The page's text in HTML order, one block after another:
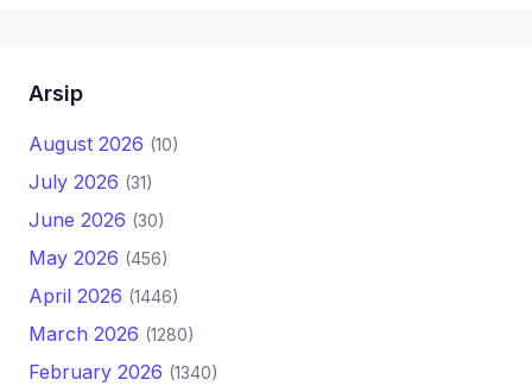
Arsip
August 2026 (10)
July 2026 (31)
June 2026 (30)
May 2026 (456)
April 2026 (1446)
March 2026 (1280)
February 2026 (1340)